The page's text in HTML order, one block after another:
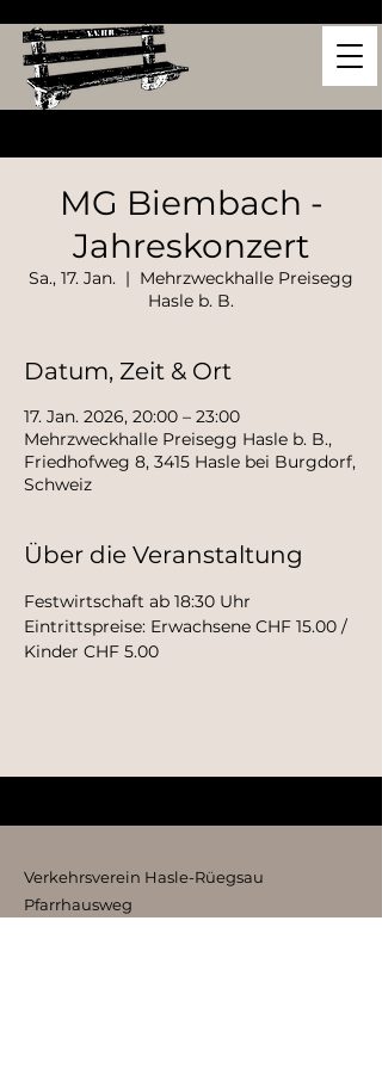
MG Biembach -
Jahreskonzert
Sa., 17. Jan.
  |
Mehrzweckhalle Preisegg
Hasle b. B.
Datum, Zeit & Ort
17. Jan. 2026, 20:00 – 23:00
Mehrzweckhalle Preisegg Hasle b. B.,
Friedhofweg 8, 3415 Hasle bei Burgdorf,
Schweiz
Über die Veranstaltung
Festwirtschaft ab 18:30 Uhr
Eintrittspreise: Erwachsene CHF 15.00 /
Kinder CHF 5.00
Verkehrsverein Hasle-Rüegsau
Pfarrhausweg